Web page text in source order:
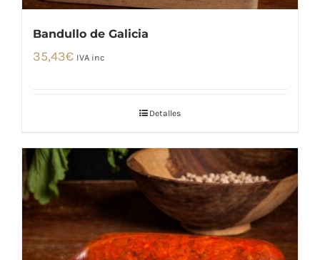
Bandullo de Galicia
35,43€ IVA inc
Detalles